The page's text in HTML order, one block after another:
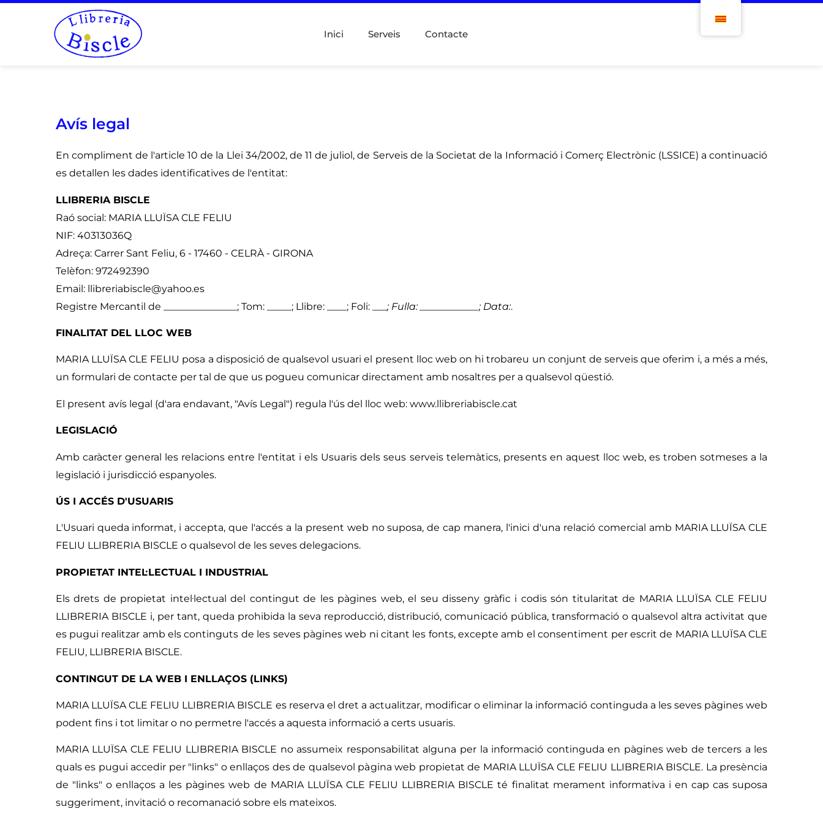
Inici Serveis Contacte
Avís legal
En compliment de l'article 10 de la Llei 34/2002, de 11 de juliol, de Serveis de la Societat de la Informació i Comerç Electrònic (LSSICE) a continuació
es detallen les dades identificatives de l'entitat:
LLIBRERIA BISCLE
Raó social: MARIA LLUÏSA CLE FELIU
NIF: 40313036Q
Adreça: Carrer Sant Feliu, 6 - 17460 - CELRÀ - GIRONA
Telèfon: 972492390
Email: llibreriabiscle@yahoo.es
Registre Mercantil de _______________; Tom: _____; Llibre: ____; Foli: ___ ; Fulla: ____________; Data:.
FINALITAT DEL LLOC WEB
MARIA LLUÏSA CLE FELIU posa a disposició de qualsevol usuari el present lloc web on hi trobareu un conjunt de serveis que oferim i, a més a més,
un formulari de contacte per tal de que us pogueu comunicar directament amb nosaltres per a qualsevol qüestió.
El present avís legal (d'ara endavant, "Avís Legal") regula l'ús del lloc web: www.llibreriabiscle.cat
LEGISLACIÓ
Amb caràcter general les relacions entre l'entitat i els Usuaris dels seus serveis telemàtics, presents en aquest lloc web, es troben sotmeses a la
legislació i jurisdicció espanyoles.
ÚS I ACCÉS D'USUARIS
L'Usuari queda informat, i accepta, que l'accés a la present web no suposa, de cap manera, l'inici d'una relació comercial amb MARIA LLUÏSA CLE
FELIU LLIBRERIA BISCLE o qualsevol de les seves delegacions.
PROPIETAT INTEL·LECTUAL I INDUSTRIAL
Els drets de propietat intel·lectual del contingut de les pàgines web, el seu disseny gràfic i codis són titularitat de MARIA LLUÏSA CLE FELIU
LLIBRERIA BISCLE i, per tant, queda prohibida la seva reproducció, distribució, comunicació pública, transformació o qualsevol altra activitat que
es pugui realitzar amb els continguts de les seves pàgines web ni citant les fonts, excepte amb el consentiment per escrit de MARIA LLUÏSA CLE
FELIU, LLIBRERIA BISCLE.
CONTINGUT DE LA WEB I ENLLAÇOS (LINKS)
MARIA LLUÏSA CLE FELIU LLIBRERIA BISCLE es reserva el dret a actualitzar, modificar o eliminar la informació continguda a les seves pàgines web
podent fins i tot limitar o no permetre l'accés a aquesta informació a certs usuaris.
MARIA LLUÏSA CLE FELIU LLIBRERIA BISCLE no assumeix responsabilitat alguna per la informació continguda en pàgines web de tercers a les
quals es pugui accedir per "links" o enllaços des de qualsevol pàgina web propietat de MARIA LLUÏSA CLE FELIU LLIBRERIA BISCLE. La presència
de "links" o enllaços a les pàgines web de MARIA LLUÏSA CLE FELIU LLIBRERIA BISCLE té finalitat merament informativa i en cap cas suposa
suggeriment, invitació o recomanació sobre els mateixos.